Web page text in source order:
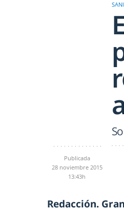
Publicada
28 noviembre 2015
13:43h
Redacción.